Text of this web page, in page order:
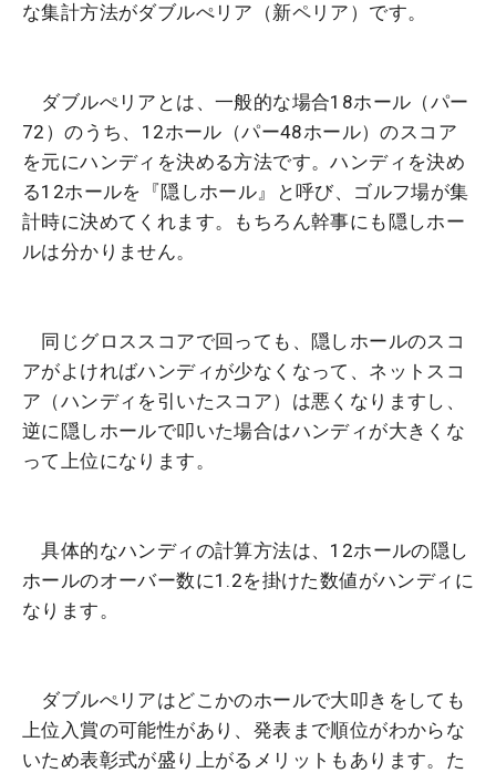
な集計方法がダブルぺリア（新ペリア）です。
ダブルぺリアとは、一般的な場合18ホール（パー
72）のうち、12ホール（パー48ホール）のスコア
を元にハンディを決める方法です。ハンディを決め
る12ホールを『隠しホール』と呼び、ゴルフ場が集
計時に決めてくれます。もちろん幹事にも隠しホー
ルは分かりません。
同じグロススコアで回っても、隠しホールのスコ
アがよければハンディが少なくなって、ネットスコ
ア（ハンディを引いたスコア）は悪くなりますし、
逆に隠しホールで叩いた場合はハンディが大きくな
って上位になります。
具体的なハンディの計算方法は、12ホールの隠し
ホールのオーバー数に1.2を掛けた数値がハンディに
なります。
ダブルぺリアはどこかのホールで大叩きをしても
上位入賞の可能性があり、発表まで順位がわからな
いため表彰式が盛り上がるメリットもあります。た